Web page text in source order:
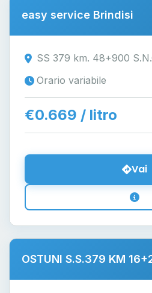
easy service Brindisi
SS 379 km. 48+900
Orario variabile
€0.669 / litro
Vai
OSTUNI S.S.379 KM